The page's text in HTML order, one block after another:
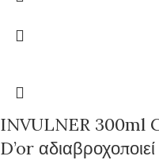
INVULNER 300ml
D’or αδιαβροχοποιεί